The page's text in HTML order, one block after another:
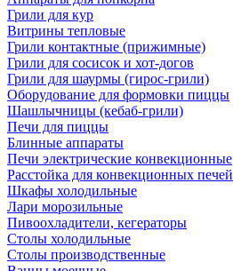
Грили для кур
Витрины тепловые
Грили контактные (прижимные)
Грили для сосисок и хот-догов
Грили для шаурмы (гирос-грили)
Оборудование для формовки пиццы
Шашлычницы (кебаб-грили)
Печи для пиццы
Блинные аппараты
Печи электрические конвекционные
Расстойка для конвекционных печей
Шкафы холодильные
Лари морозильные
Пивоохладители, кегераторы
Столы холодильные
Столы производственные